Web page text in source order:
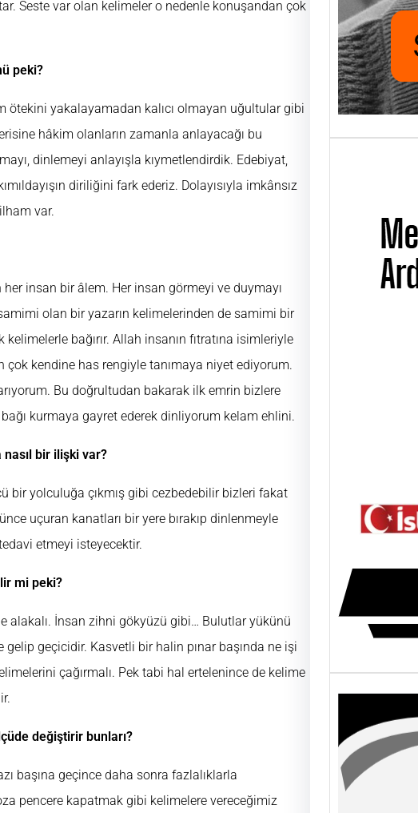
Seste var olan kelimeler o nedenle konuşandan çok
peki?
ötekini yakalayamadan kalıcı olmayan uğultular gibi
hâkim olanların zamanla anlayacağı bu
dinlemeyi anlayışla kıymetlendirdik. Edebiyat,
diriliğini fark ederiz. Dolayısıyla imkânsız
var.
insan bir âlem. Her insan görmeyi ve duymayı
olan bir yazarın kelimelerinden de samimi bir
bağırır. Allah insanın fıtratına isimleriyle
kendine has rengiyle tanımaya niyet ediyorum.
Bu doğrultudan bakarak ilk emrin bizlere
kurmaya gayret ederek dinliyorum kelam ehlini.
bir ilişki var?
bir yolculuğa çıkmış gibi cezbedebilir bizleri fakat
uçuran kanatları bir yere bırakıp dinlenmeyle
etmeyi isteyecektir.
mi peki?
alakalı. İnsan zihni gökyüzü gibi… Bulutlar yükünü
gelip geçicidir. Kasvetli bir halin pınar başında ne işi
çağırmalı. Pek tabi hal ertelenince de kelime
değiştirir bunları?
başına geçince daha sonra fazlalıklarla
pencere kapatmak gibi kelimelere vereceğimiz